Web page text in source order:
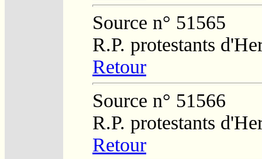
Source n° 51565
R.P. protestants
Retour
Source n° 51566
R.P. protestants
Retour